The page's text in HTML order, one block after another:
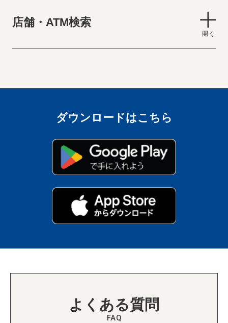
店舗・ATM検索
ダウンロードはこちら
よくある質問
FAQ